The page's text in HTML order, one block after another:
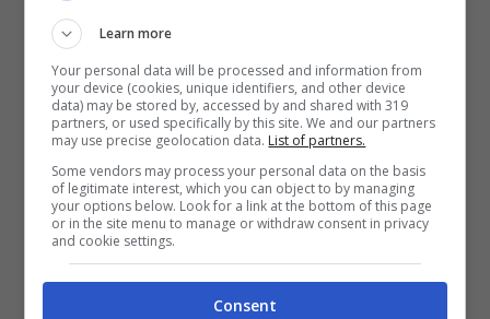
donatore: per il passaggio tra genitori a figli o
viceversa, si applica un’aliquota del 4%, tra
fratelli l’aliquota è del 6%. In tutti gli altri casi è
pari all’8%.
Donazioni di Natale o di
compleanno, non c’è alcuna
tassa da pagare
Learn more
Your personal data will be processed and information from
your device (cookies, unique identifiers, and other device
data) may be stored by, accessed by and shared with 319
partners, or used specifically by this site. We and our partners
may use precise geolocation data. List of partners.
Some vendors may process your personal data on the basis
of legitimate interest, which you can object to by managing
your options below. Look for a link at the bottom of this page
or in the site menu to manage or withdraw consent in privacy
and cookie settings.
Consent